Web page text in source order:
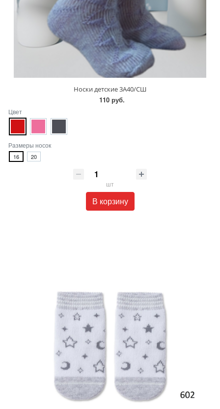
Носки детские 3А40/СШ
110 руб.
Цвет
Размеры носок
16 20
шт
В корзину